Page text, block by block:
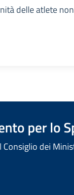
delle atlete non
per lo
Consiglio dei